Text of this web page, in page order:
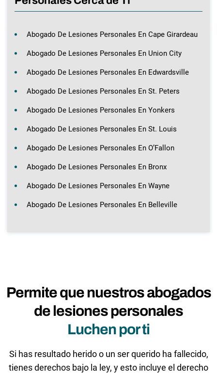
Abogado De Lesiones Personales En Cape Girardeau
Abogado De Lesiones Personales En Union City
Abogado De Lesiones Personales En Edwardsville
Abogado De Lesiones Personales En St. Peters
Abogado De Lesiones Personales En Yonkers
Abogado De Lesiones Personales En St. Louis
Abogado De Lesiones Personales En O’Fallon
Abogado De Lesiones Personales En Bronx
Abogado De Lesiones Personales En Wayne
Abogado De Lesiones Personales En Belleville
Permite que nuestros abogados
de lesiones personales
Luchen por ti
Si has resultado herido o un ser querido ha fallecido,
tienes derechos bajo la ley, y esto incluye el derecho